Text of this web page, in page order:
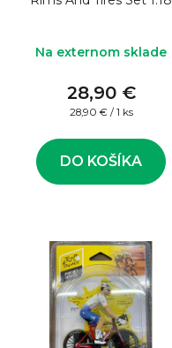
Na externom sklade
28,90 €
Jednotková
28,90 € / 1 ks
DO KOŠÍKA